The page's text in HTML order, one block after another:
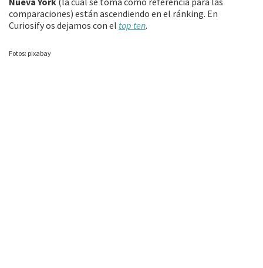
comparaciones) están ascendiendo en el ránking. En
Curiosify os dejamos con el top ten.
Fotos: pixabay